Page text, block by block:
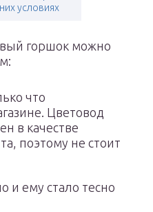
условиях
горшок можно
что
Цветовод
в качестве
поэтому не стоит
и ему стало тесно